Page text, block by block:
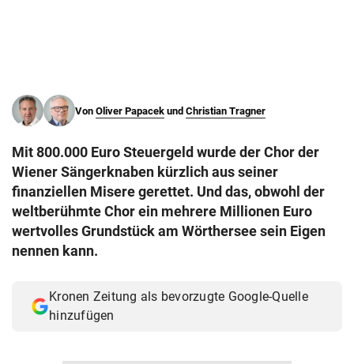
Von Oliver Papacek und Christian Tragner
Mit 800.000 Euro Steuergeld wurde der Chor der
Wiener Sängerknaben kürzlich aus seiner
finanziellen Misere gerettet. Und das, obwohl der
weltberühmte Chor ein mehrere Millionen Euro
wertvolles Grundstück am Wörthersee sein Eigen
nennen kann.
Kronen Zeitung als bevorzugte Google-Quelle
hinzufügen